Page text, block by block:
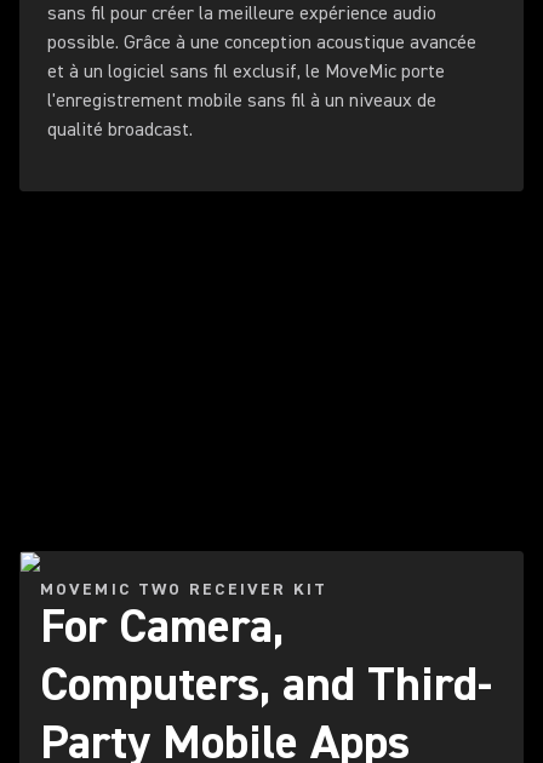
sans fil pour créer la meilleure expérience audio
possible. Grâce à une conception acoustique avancée
et à un logiciel sans fil exclusif, le MoveMic porte
l'enregistrement mobile sans fil à un niveaux de
qualité broadcast.
MOVEMIC TWO RECEIVER KIT
For Camera,
Computers, and Third-
Party Mobile Apps